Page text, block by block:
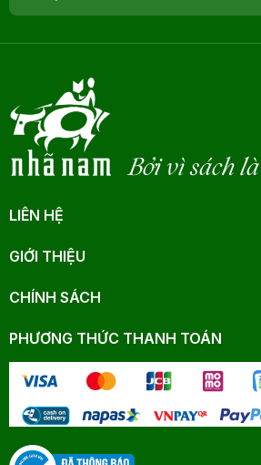
Bởi vì sách
LIÊN HỆ
GIỚI THIỆU
CHÍNH SÁCH
PHƯƠNG THỨC THANH TOÁN